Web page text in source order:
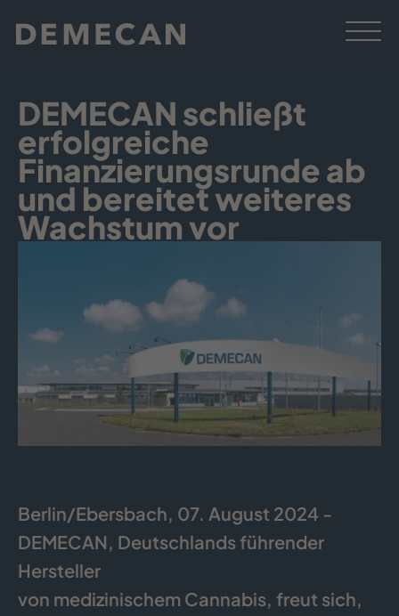
DEMECAN schließt
erfolgreiche
Finanzierungsrunde ab
und bereitet weiteres
Wachstum vor
Berlin/Ebersbach, 07. August 2024 -
DEMECAN, Deutschlands führender
Hersteller
von medizinischem Cannabis, freut sich,